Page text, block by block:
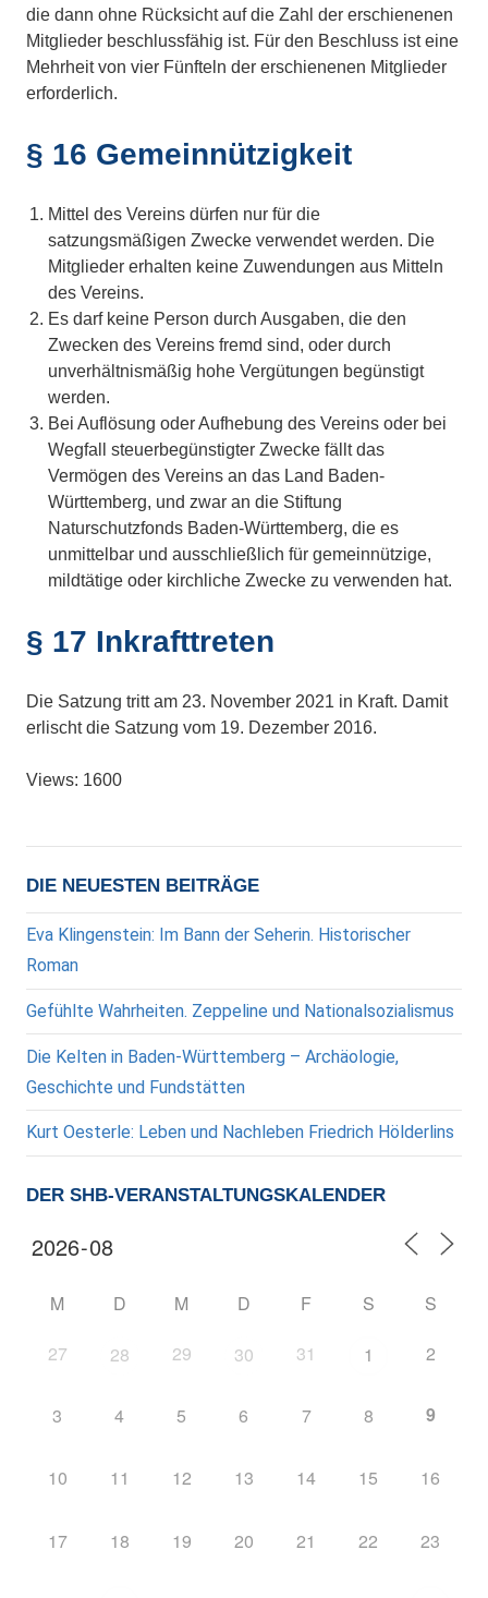
die dann ohne Rücksicht auf die Zahl der erschienenen
Mitglieder beschlussfähig ist. Für den Beschluss ist eine
Mehrheit von vier Fünfteln der erschienenen Mitglieder
erforderlich.
§ 16 Gemeinnützigkeit
Mittel des Vereins dürfen nur für die
satzungsmäßigen Zwecke verwendet werden. Die
Mitglieder erhalten keine Zuwendungen aus Mitteln
des Vereins.
Es darf keine Person durch Ausgaben, die den
Zwecken des Vereins fremd sind, oder durch
unverhältnismäßig hohe Vergütungen begünstigt
werden.
Bei Auflösung oder Aufhebung des Vereins oder bei
Wegfall steuerbegünstigter Zwecke fällt das
Vermögen des Vereins an das Land Baden-
Württemberg, und zwar an die Stiftung
Naturschutzfonds Baden-Württemberg, die es
unmittelbar und ausschließlich für gemeinnützige,
mildtätige oder kirchliche Zwecke zu verwenden hat.
§ 17 Inkrafttreten
Die Satzung tritt am 23. November 2021 in Kraft. Damit
erlischt die Satzung vom 19. Dezember 2016.
Views: 1600
DIE NEUESTEN BEITRÄGE
Eva Klingenstein: Im Bann der Seherin. Historischer
Roman
Gefühlte Wahrheiten. Zeppeline und Nationalsozialismus
Die Kelten in Baden-Württemberg – Archäologie,
Geschichte und Fundstätten
Kurt Oesterle: Leben und Nachleben Friedrich Hölderlins
DER SHB-VERANSTALTUNGSKALENDER
M D M D F S S
27 28 29 30 31 1 2
3 4 5 6 7 8 9
10 11 12 13 14 15 16
17 18 19 20 21 22 23